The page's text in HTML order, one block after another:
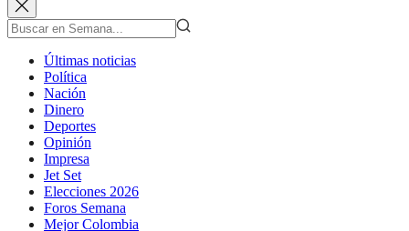
Últimas noticias
Política
Nación
Dinero
Deportes
Opinión
Impresa
Jet Set
Elecciones 2026
Foros Semana
Mejor Colombia